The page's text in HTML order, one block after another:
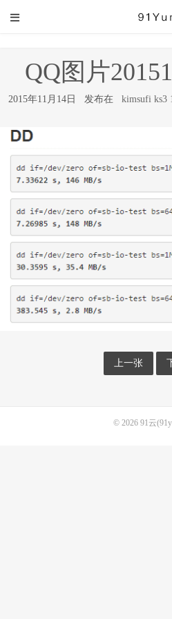
QQ图片
2015年11月14日 发布在 kimsufi ks3
上一张
© 2026 91云